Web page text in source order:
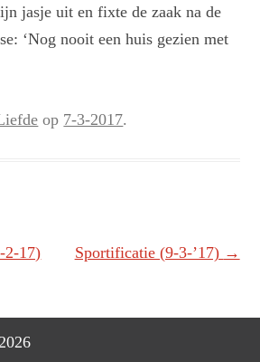
jasje uit en fixte de zaak na de
‘Nog nooit een huis gezien met
op 7-3-2017.
2-17) Sportificatie (9-3-’17) →
2026